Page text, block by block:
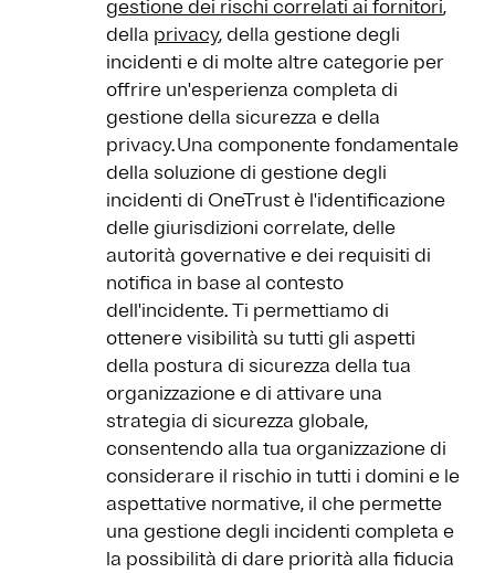
gestione dei rischi correlati ai fornitori,
della privacy, della gestione degli
incidenti e di molte altre categorie per
offrire un'esperienza completa di
gestione della sicurezza e della
privacy. Una componente fondamentale
della soluzione di gestione degli
incidenti di OneTrust è l'identificazione
delle giurisdizioni correlate, delle
autorità governative e dei requisiti di
notifica in base al contesto
dell'incidente. Ti permettiamo di
ottenere visibilità su tutti gli aspetti
della postura di sicurezza della tua
organizzazione e di attivare una
strategia di sicurezza globale,
consentendo alla tua organizzazione di
considerare il rischio in tutti i domini e le
aspettative normative, il che permette
una gestione degli incidenti completa e
la possibilità di dare priorità alla fiducia